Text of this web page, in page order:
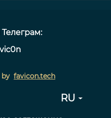
by favicon.tech
RU